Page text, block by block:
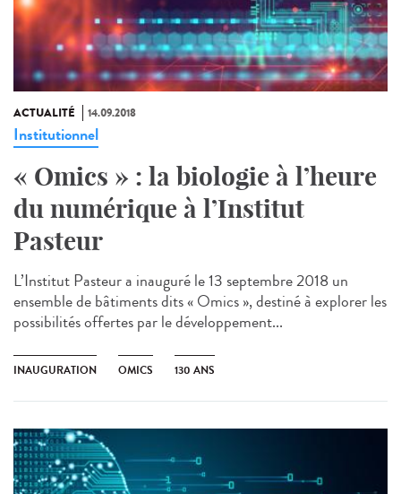
ACTUALITÉ 14.09.2018
Institutionnel
« Omics » : la biologie à l’heure
du numérique à l’Institut
Pasteur
L’Institut Pasteur a inauguré le 13 septembre 2018 un
ensemble de bâtiments dits « Omics », destiné à explorer les
possibilités offertes par le développement...
INAUGURATION OMICS 130 ANS